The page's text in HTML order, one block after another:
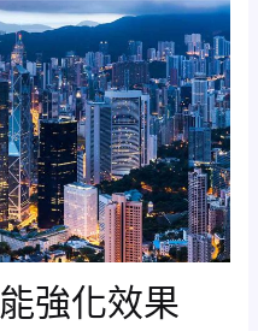
強化效果